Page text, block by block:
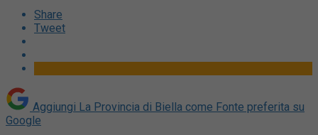
Share
Tweet
Aggiungi La Provincia di Biella come Fonte preferita su
Google